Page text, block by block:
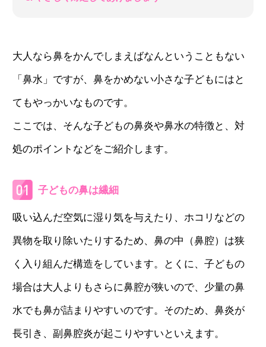
大人なら鼻をかんでしまえばなんということもない
「鼻水」ですが、 鼻をかめない小さな子どもにはと
てもやっかいなものです。
ここでは、そんな子どもの鼻炎や鼻水の特徴と、対
処のポイントなどをご紹介します。
子どもの鼻は繊細
吸い込んだ空気に湿り気を与えたり、ホコリなどの
異物を取り除いたりするため、鼻の中（鼻腔）は狭
く入り組んだ構造をしています。とくに、子どもの
場合は大人よりもさらに鼻腔が狭いので、少量の鼻
水でも鼻が詰まりやすいのです。そのため、鼻炎が
長引き、副鼻腔炎が起こりやすいといえます。